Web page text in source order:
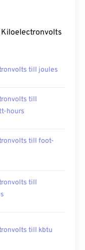
till joules
till
hours
till foot-
till
till kbtu